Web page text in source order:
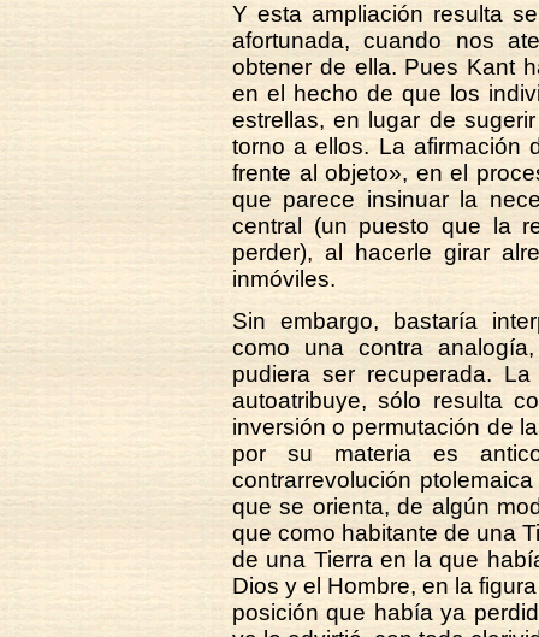
Y esta ampliación resulta
afortunada, cuando nos
obtener de ella. Pues Kant
en el hecho de que los
estrellas, en lugar de
torno a ellos. La afirmación
frente al objeto», en el
que parece insinuar la
central (un puesto que la
perder), al hacerle girar
inmóviles.
Sin embargo, bastaría
como una contra
pudiera ser recuperada.
autoatribuye, sólo resulta
inversión o permutación de
por su materia es
contrarrevolución
que se orienta, de algún
que como habitante de una
de una Tierra en la que
Dios y el Hombre, en la
posición que había ya